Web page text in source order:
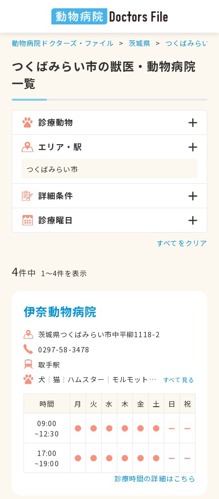
動物病院ドクターズ・ファイル 茨城県 つくばみらい市
つくばみらい市の獣医・動物病院
一覧
診療動物
エリア・駅
つくばみらい市
詳細条件
診療曜日
すべてをクリア
4件中 1〜4件を表示
伊奈動物病院
茨城県つくばみらい市中平柳1118-2
0297-58-3478
取手駅
犬
猫 ハムスター モルモット うさぎ リス
すべて見る
時間 月 火 水 木 金 土 日
祝
09:00
~12:30
● ● ● ● ● ● ー ー
17:00
~19:00
● ● ● ● ● ● ー
ー
診療時間の詳細はこちら